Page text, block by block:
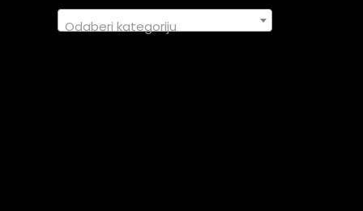
Odaberi kategoriju